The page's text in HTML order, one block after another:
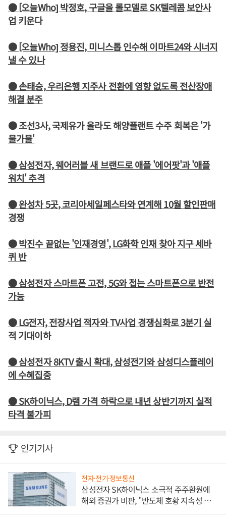
● [오늘Who] 박정호, 구글을 롤모델로 SK텔레콤 보안사
업 키운다
● [오늘Who] 정용진, 미니스톱 인수해 이마트24와 시너지
낼 수 있나
● 손태승, 우리은행 지주사 전환에 영향 없도록 전산장애
해결 분주
● 조선3사, 국제유가 올라도 해양플랜트 수주 회복은 '가
물가물'
● 삼성전자, 웨어러블 새 브랜드로 애플 '에어팟'과 '애플
워치' 추격
● 완성차 5곳, 코리아세일페스타와 연계해 10월 할인판매
경쟁
● 박진수 끝없는 '인재경영', LG화학 인재 찾아 지구 세바
퀴 반
● 삼성전자 스마트폰 고전, 5G와 접는 스마트폰으로 반전
가능
● LG전자, 전장사업 적자와 TV사업 경쟁심화로 3분기 실
적 기대이하
● 삼성전자 8KTV 출시 확대, 삼성전기와 삼성디스플레이
에 수혜집중
● SK하이닉스, D램 가격 하락으로 내년 상반기까지 실적
타격 불가피
인기기사
전자·전기·정보통신
삼성전자 SK하이닉스 소극적 주주환원에
해외 증권가 비판, "반도체 호황 지속성 의